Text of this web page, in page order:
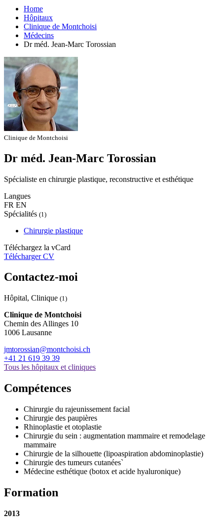
Home
Hôpitaux
Clinique de Montchoisi
Médecins
Dr méd. Jean-Marc Torossian
Clinique de Montchoisi
Dr méd. Jean-Marc Torossian
Spécialiste en chirurgie plastique, reconstructive et esthétique
Langues
FR EN
Spécialités (1)
Chirurgie plastique
Téléchargez la vCard
Télécharger CV
Contactez-moi
Hôpital, Clinique (1)
Clinique de Montchoisi
Chemin des Allinges 10
1006 Lausanne
jmtorossian@montchoisi.ch
+41 21 619 39 39
Tous les hôpitaux et cliniques
Compétences
Chirurgie du rajeunissement facial
Chirurgie des paupières
Rhinoplastie et otoplastie
Chirurgie du sein : augmentation mammaire et remodelage
mammaire
Chirurgie de la silhouette (lipoaspiration abdominoplastie)
Chirurgie des tumeurs cutanées`
Médecine esthétique (botox et acide hyaluronique)
Formation
2013